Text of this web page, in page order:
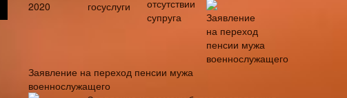
Заявление на переход пенсии мужа
военнослужащего